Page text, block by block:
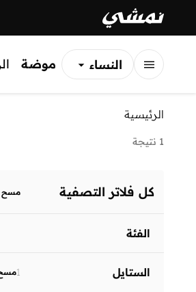
النساء
موضة
الرئيسية
1 نتيجة
كل فلاتر التصفية مسح
الفئة
نساء
الستايل 1